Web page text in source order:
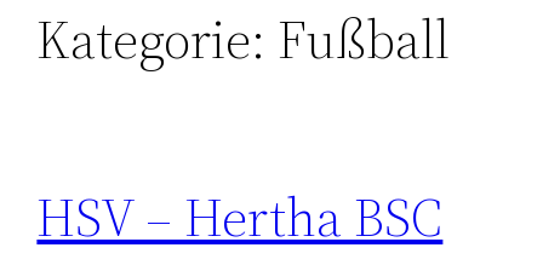
Kategorie: Fußball
HSV – Hertha BSC